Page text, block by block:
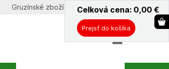
ˇ
Celková cena: 0,00 €
Prejsť do košíka
Gruzínské zboží